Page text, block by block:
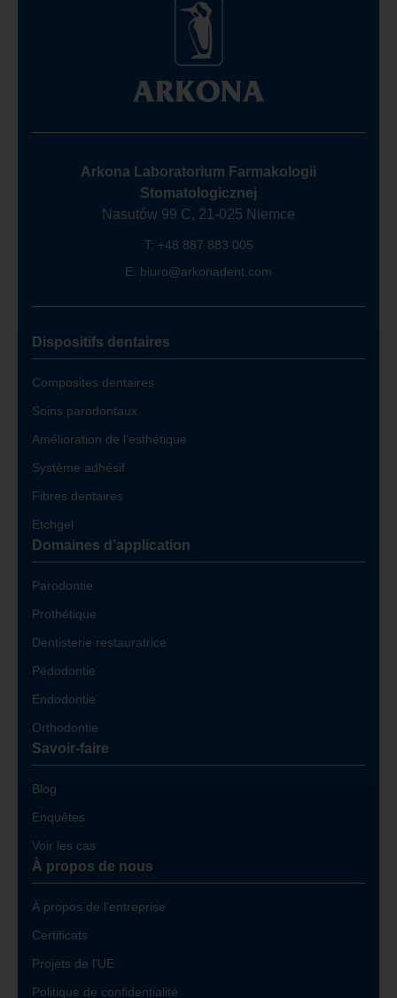
Arkona Laboratorium Farmakologii
Stomatologicznej
Nasutów 99 C, 21-025 Niemce
T: +48 887 883 005
E: biuro@arkonadent.com
Dispositifs dentaires
Composites dentaires
Soins parodontaux
Amélioration de l’esthétique
Système adhésif
Fibres dentaires
Etchgel
Domaines d’application
Parodontie
Prothétique
Dentisterie restauratrice
Pédodontie
Endodontie
Orthodontie
Savoir-faire
Blog
Enquêtes
Voir les cas
À propos de nous
À propos de l’entreprise
Certificats
Projets de l’UE
Politique de confidentialité